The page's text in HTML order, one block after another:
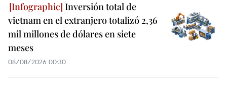
Inversión total de
vietnam en el extranjero totalizó 2,36
mil millones de dólares en siete
meses
08/08/2026 00:30